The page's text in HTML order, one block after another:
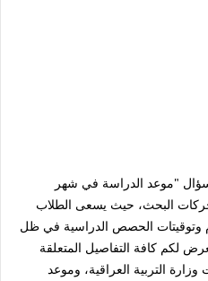
"موعد الدراسة في شهر
العراق لعام 2026" محركات البحث، حيث يسعى الطلاب
وتوقيتات الحصص الدراسية في ظل
لكم كافة التفاصيل المتعلقة
التربية العراقية، وموعد